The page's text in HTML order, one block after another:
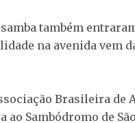
também
na avenida vem
Brasileira de
ao Sambódromo de